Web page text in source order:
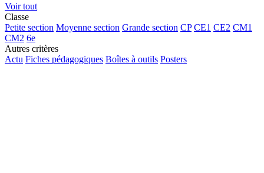
Voir tout
Classe
Petite section Moyenne section Grande section CP CE1 CE2 CM1
CM2 6e
Autres critères
Actu Fiches pédagogiques Boîtes à outils Posters